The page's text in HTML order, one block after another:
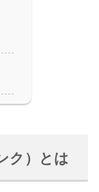
ク）とは